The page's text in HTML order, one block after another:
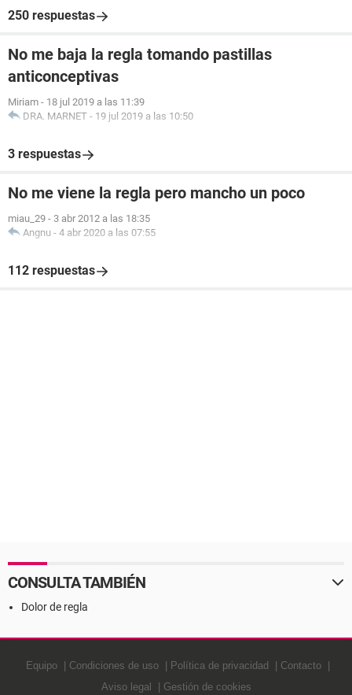
250 respuestas
No me baja la regla tomando pastillas
anticonceptivas
Miriam - 18 jul 2019 a las 11:39
DRA. MARNET - 19 jul 2019 a las 10:50
3 respuestas
No me viene la regla pero mancho un poco
miau_29 - 3 abr 2012 a las 18:35
Angnu - 4 abr 2020 a las 07:55
112 respuestas
CONSULTA TAMBIÉN
Dolor de regla
Equipo Condiciones de uso Política de privacidad
Contacto
Aviso legal
Gestión de cookies